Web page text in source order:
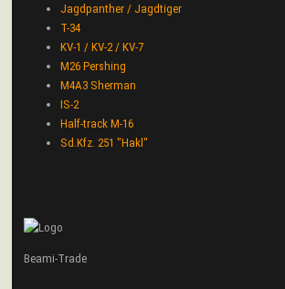
Jagdpanther / Jagdtiger
T-34
KV-1 / KV-2 / KV-7
M26 Pershing
M4A3 Sherman
IS-2
Half-track M-16
Sd.Kfz. 251 "Hakl"
Beami-Trade